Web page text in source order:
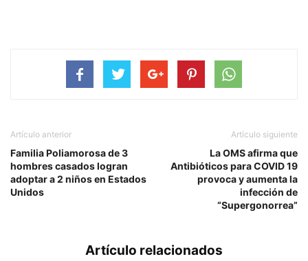
Artículo anterior
Familia Poliamorosa de 3
hombres casados logran
adoptar a 2 niños en Estados
Unidos
Artículo siguiente
La OMS afirma que
Antibióticos para COVID 19
provoca y aumenta la
infección de
“Supergonorrea”
Artículo relacionados